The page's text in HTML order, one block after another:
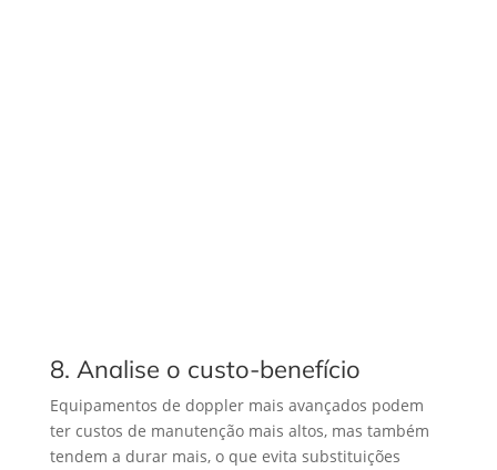
8. Analise o custo-benefício
Equipamentos de doppler mais avançados podem
ter custos de manutenção mais altos, mas também
tendem a durar mais, o que evita substituições